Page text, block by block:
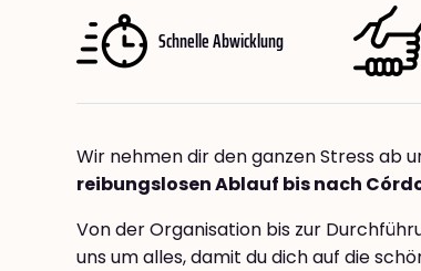
Schnelle Abwicklung
Wir nehmen dir den ganzen Stress ab
reibungslosen Ablauf bis nach
Von der Organisation bis zur
uns um alles, damit du dich auf die